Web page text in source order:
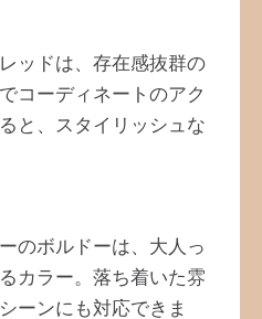
ッドは、存在感抜群の
コーディネートのアク
と、スタイリッシュな
のボルドーは、大人っ
カラー。落ち着いた雰
ーンにも対応できま